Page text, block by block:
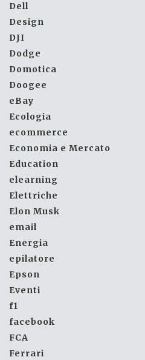
Dell
Design
DJI
Dodge
Domotica
Doogee
eBay
Ecologia
ecommerce
Economia e Mercato
Education
elearning
Elettriche
Elon Musk
email
Energia
epilatore
Epson
Eventi
f1
facebook
FCA
Ferrari